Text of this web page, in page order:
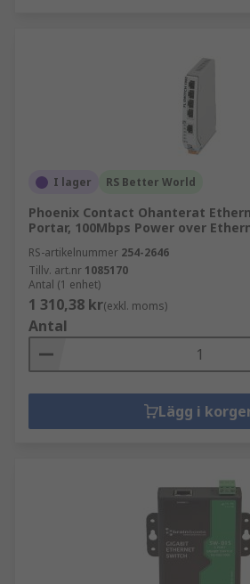
I lager RS Better World
Phoenix Contact Ohanterat
Portar, 100Mbps Power over
RS-artikelnummer 254-2646
Tillv. art.nr 1085170
Antal (1 enhet)
1 310,38 kr(exkl. moms)
Antal
Lägg i